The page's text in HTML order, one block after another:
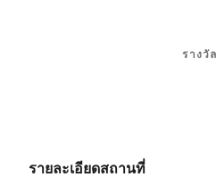
รางวัล
รายละเอียดสถานที่